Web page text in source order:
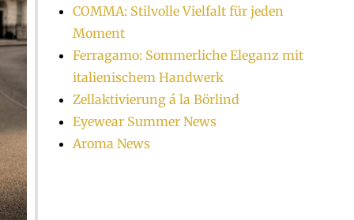
COMMA: Stilvolle Vielfalt für jeden
Moment
Ferragamo: Sommerliche Eleganz mit
italienischem Handwerk
Zellaktivierung á la Börlind
Eyewear Summer News
Aroma News